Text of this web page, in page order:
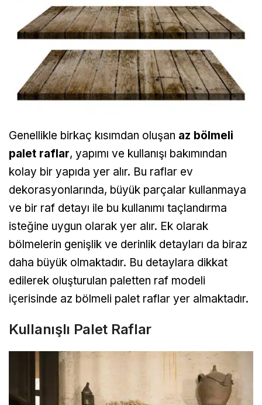
Genellikle birkaç kısımdan oluşan az bölmeli
palet raflar, yapımı ve kullanışı bakımından
kolay bir yapıda yer alır. Bu raflar ev
dekorasyonlarında, büyük parçalar kullanmaya
ve bir raf detayı ile bu kullanımı taçlandırma
isteğine uygun olarak yer alır. Ek olarak
bölmelerin genişlik ve derinlik detayları da biraz
daha büyük olmaktadır. Bu detaylara dikkat
edilerek oluşturulan paletten raf modeli
içerisinde az bölmeli palet raflar yer almaktadır.
Kullanışlı Palet Raflar